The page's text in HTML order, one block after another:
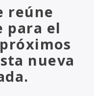
reúne
para el
nueva